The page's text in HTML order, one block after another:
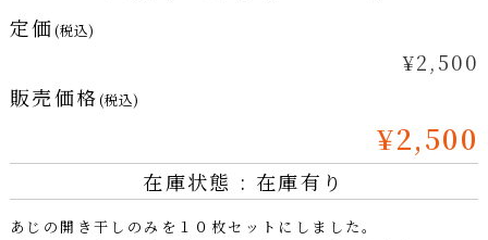
定価(税込)
¥2,500
販売価格(税込)
¥2,500
在庫状態 : 在庫有り
あじの開き干しのみを１０枚セットにしました。